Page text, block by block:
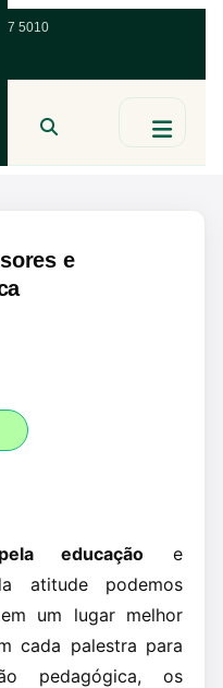
5010
e
educação e
atitude podemos
um lugar melhor
cada palestra para
pedagógica, os